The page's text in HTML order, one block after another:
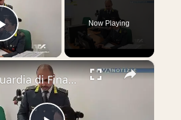
Play Video
Now Playing
×
La Guardia di Finanza di Catania ha eseguito, su mandato della Procura, un sequestro preventivo di b